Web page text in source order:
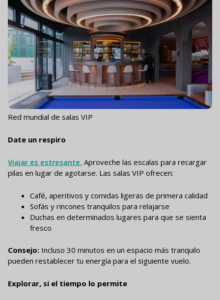
Red mundial de salas VIP
Date un respiro
Viajar es estresante. Aproveche las escalas para recargar
pilas en lugar de agotarse. Las salas VIP ofrecen:
Café, aperitivos y comidas ligeras de primera calidad
Sofás y rincones tranquilos para relajarse
Duchas en determinados lugares para que se sienta
fresco
Consejo: Incluso 30 minutos en un espacio más tranquilo
pueden restablecer tu energía para el siguiente vuelo.
Explorar, si el tiempo lo permite